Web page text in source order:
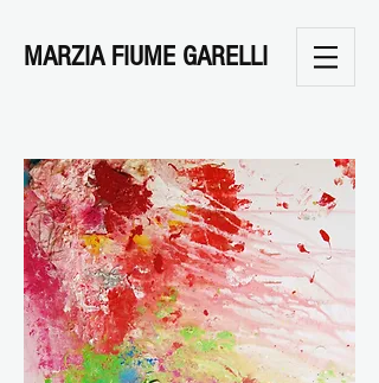
MARZIA FIUME GARELLI